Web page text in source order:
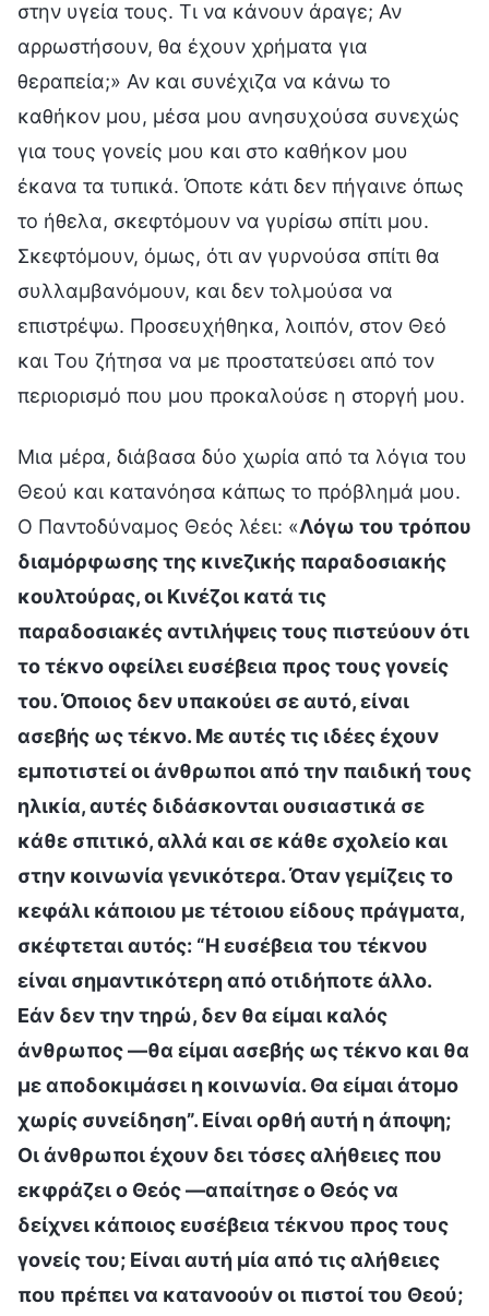
στην υγεία τους. Τι να κάνουν άραγε; Αν
αρρωστήσουν, θα έχουν χρήματα για
θεραπεία;» Αν και συνέχιζα να κάνω το
καθήκον μου, μέσα μου ανησυχούσα συνεχώς
για τους γονείς μου και στο καθήκον μου
έκανα τα τυπικά. Όποτε κάτι δεν πήγαινε όπως
το ήθελα, σκεφτόμουν να γυρίσω σπίτι μου.
Σκεφτόμουν, όμως, ότι αν γυρνούσα σπίτι θα
συλλαμβανόμουν, και δεν τολμούσα να
επιστρέψω. Προσευχήθηκα, λοιπόν, στον Θεό
και Του ζήτησα να με προστατεύσει από τον
περιορισμό που μου προκαλούσε η στοργή μου.
Μια μέρα, διάβασα δύο χωρία από τα λόγια του
Θεού και κατανόησα κάπως το πρόβλημά μου.
Ο Παντοδύναμος Θεός λέει: «Λόγω του τρόπου
διαμόρφωσης της κινεζικής παραδοσιακής
κουλτούρας, οι Κινέζοι κατά τις
παραδοσιακές αντιλήψεις τους πιστεύουν ότι
το τέκνο οφείλει ευσέβεια προς τους γονείς
του. Όποιος δεν υπακούει σε αυτό, είναι
ασεβής ως τέκνο. Με αυτές τις ιδέες έχουν
εμποτιστεί οι άνθρωποι από την παιδική τους
ηλικία, αυτές διδάσκονται ουσιαστικά σε
κάθε σπιτικό, αλλά και σε κάθε σχολείο και
στην κοινωνία γενικότερα. Όταν γεμίζεις το
κεφάλι κάποιου με τέτοιου είδους πράγματα,
σκέφτεται αυτός: “Η ευσέβεια του τέκνου
είναι σημαντικότερη από οτιδήποτε άλλο.
Εάν δεν την τηρώ, δεν θα είμαι καλός
άνθρωπος —θα είμαι ασεβής ως τέκνο και θα
με αποδοκιμάσει η κοινωνία. Θα είμαι άτομο
χωρίς συνείδηση”. Είναι ορθή αυτή η άποψη;
Οι άνθρωποι έχουν δει τόσες αλήθειες που
εκφράζει ο Θεός —απαίτησε ο Θεός να
δείχνει κάποιος ευσέβεια τέκνου προς τους
γονείς του; Είναι αυτή μία από τις αλήθειες
που πρέπει να κατανοούν οι πιστοί του Θεού;